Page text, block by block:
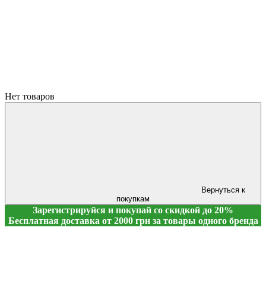
Нет товаров
Вернуться к
покупкам
Зарегистрируйся и покупай со скидкой до 20%
Бесплатная доставка от 2000 грн за товары одного бренда